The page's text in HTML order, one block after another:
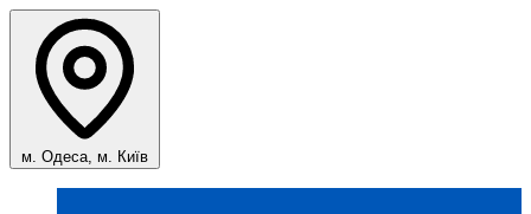
м. Одеса, м. Київ